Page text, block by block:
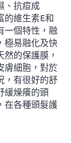
、抗痘成
的維生素E和
一個特性，融
極易融化及快
的保護膜，
膚細胞，對於
，有很好的舒
緩燥癢的頭
在各種頭髮護